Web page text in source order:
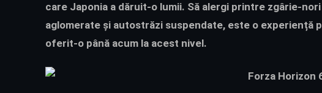
care Japonia a dăruit-o lumii. Să alergi printre zgârie-
aglomerate și autostrăzi suspendate, este o experiență
oferit-o până acum la acest nivel.